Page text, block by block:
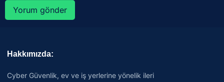
Hakkımızda:
Cyber Güvenlik, ev ve iş yerlerine yönelik ileri